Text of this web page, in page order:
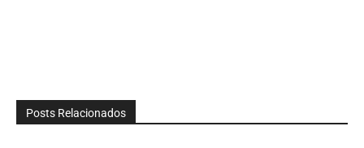
Posts Relacionados